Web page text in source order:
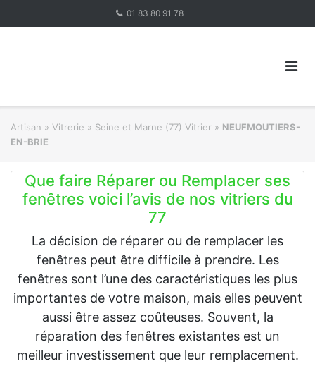
01 83 80 91 78
Artisan » Vitrerie » Seine et Marne (77) Vitrier » NEUFMOUTIERS-
EN-BRIE
Que faire Réparer ou Remplacer ses
fenêtres voici l’avis de nos vitriers du
77
La décision de réparer ou de remplacer les
fenêtres peut être difficile à prendre. Les
fenêtres sont l’une des caractéristiques les plus
importantes de votre maison, mais elles peuvent
aussi être assez coûteuses. Souvent, la
réparation des fenêtres existantes est un
meilleur investissement que leur remplacement.